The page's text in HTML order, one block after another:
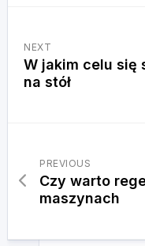
NEXT
W jakim celu się
na stół
PREVIOUS
Czy warto
maszynach